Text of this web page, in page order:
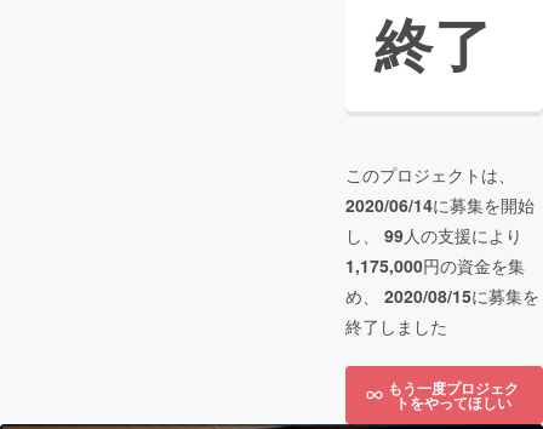
終了
このプロジェクトは、
2020/06/14に募集を開始
し、 99人の支援により
1,175,000円の資金を集
め、 2020/08/15に募集を
終了しました
もう一度プロジェク
トをやってほしい